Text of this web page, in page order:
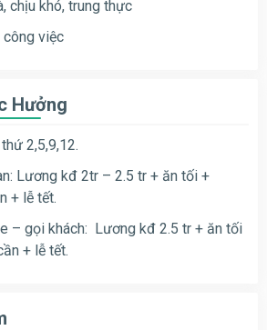
chịu khó, trung thực
công việc
Hưởng
2,5,9,12.
Lương kđ 2tr – 2.5 tr + ăn tối +
+ lễ tết.
– gọi khách: Lương kđ 2.5 tr + ăn tối
+ lễ tết.